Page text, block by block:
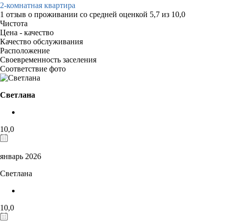
2-комнатная квартира
1 отзыв о проживании со средней оценкой 5,7 из 10,0
Чистота
Цена - качество
Качество обслуживания
Расположение
Своевременность заселения
Соответствие фото
Светлана
10,0
январь 2026
Светлана
10,0